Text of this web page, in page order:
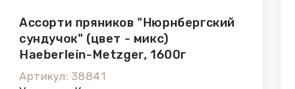
Ассорти пряников "Нюрнбергский
сундучок" (цвет - микс)
Haeberlein-Metzger, 1600г
Артикул: 38841